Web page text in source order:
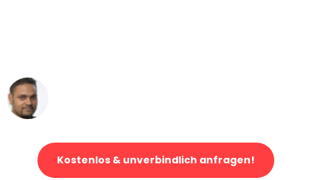
Kostenlos & unverbindlich anfragen!